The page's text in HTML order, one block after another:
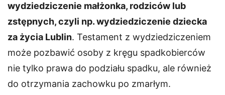
wydziedziczenie małżonka, rodziców lub
zstępnych, czyli np. wydziedziczenie dziecka
za życia Lublin. Testament z wydziedziczeniem
może pozbawić osoby z kręgu spadkobierców
nie tylko prawa do podziału spadku, ale również
do otrzymania zachowku po zmarłym.